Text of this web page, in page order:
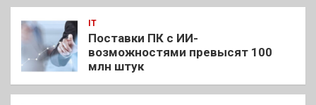
IT
Поставки ПК с ИИ-
возможностями превысят 100
млн штук